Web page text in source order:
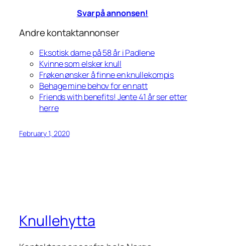
Svar på annonsen!
Andre kontaktannonser
Eksotisk dame på 58 år i Padlene
Kvinne som elsker knull
Frøken ønsker å finne en knullekompis
Behage mine behov for en natt
Friends with benefits! Jente 41 år ser etter
herre
February 1, 2020
Knullehytta